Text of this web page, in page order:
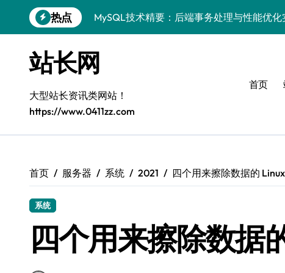
到
热点
MySQL技术精要：后端事务处理与性能优化
MySQL进阶实战：以科技之力，铸就后端事
Go语言MySQL事务控制：技术实战解密与科
零基础启航：站长学院带你玩转MySQL事务
VR开发进阶秘籍：MySQL事务控制科技实
MySQL事务控制精要：iOS后端技术实战解
PHP后端必知：MySQL事务控制进阶，解
站长网
大型站长资讯类网站！
https://www.0411zz.com
首页
首页 服务器 系统 2021 四个用来擦除数据的
系统
四个用来擦除数据